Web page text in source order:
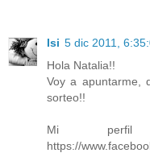
Isi 5 dic 2011,
Hola Natalia!!
Voy a apuntarme,
sorteo!!
Mi
https://